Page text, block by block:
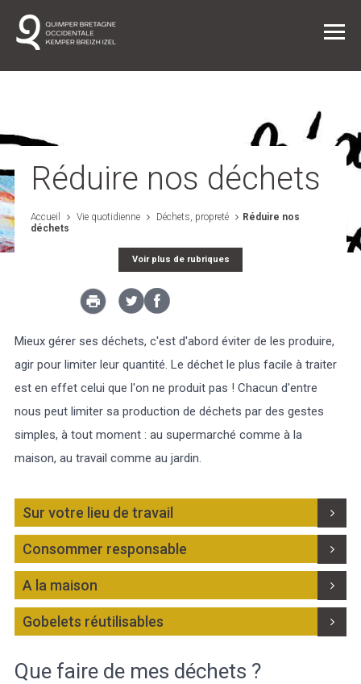
Vie quotidienne
Entreprendre dans l'agglo
L'agglo / L'institution
Projets
Météo/UV Select Language
BREZHONEG
Réduire nos déchets
Accueil Vie quotidienne Déchets, propreté
Réduire nos
déchets
Voir plus de rubriques
Mieux gérer ses déchets, c'est d'abord éviter de les produire,
agir pour limiter leur quantité. Le déchet le plus facile à traiter
est en effet celui que l'on ne produit pas ! Chacun d'entre
nous peut limiter sa production de déchets par des gestes
simples, à tout moment : au supermarché comme à la
maison, au travail comme au jardin.
Sur votre lieu de travail
Consommer responsable
A la maison
Gobelets réutilisables
Que faire de mes déchets ?